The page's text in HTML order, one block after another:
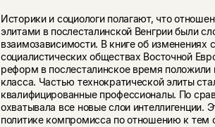
Историки и социологи полагают, что
элитами в послесталинской Венгрии были
взаимозависимости. В книге об изменениях
социалистических обществах Восточной
реформ в послесталинское время положили
класса. Частью технократической элиты
квалифицированные профессионалы. По
охватывала все новые слои
политике компромисса по отношению к тем